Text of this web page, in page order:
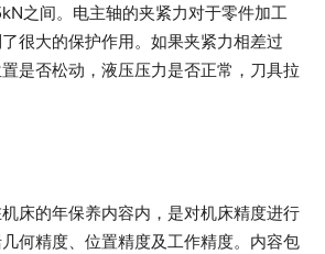
之间。电主轴的夹紧力对于零件加工
很大的保护作用。如果夹紧力相差过
是否松动，液压压力是否正常，刀具拉
床的年保养内容内，是对机床精度进行
何精度、位置精度及工作精度。内容包